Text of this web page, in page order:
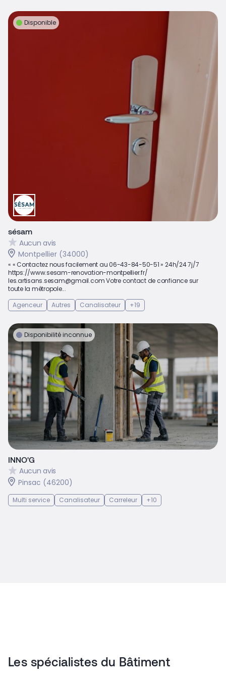
Disponible
sésam
Aucun avis
Montpellier (34000)
« « Contactez nous facilement au 06-43-84-50-51 » 24h/24 7j/7
https://www.sesam-renovation-montpellier.fr/
les.artisans.sesam@gmail.com Votre contact de confiance sur
toute la métropole...
Agenceur
Autres Canalisateur +19
Disponibilité inconnue
INNO'G
Aucun avis
Pinsac (46200)
Multi service Canalisateur Carreleur +10
Les spécialistes du Bâtiment